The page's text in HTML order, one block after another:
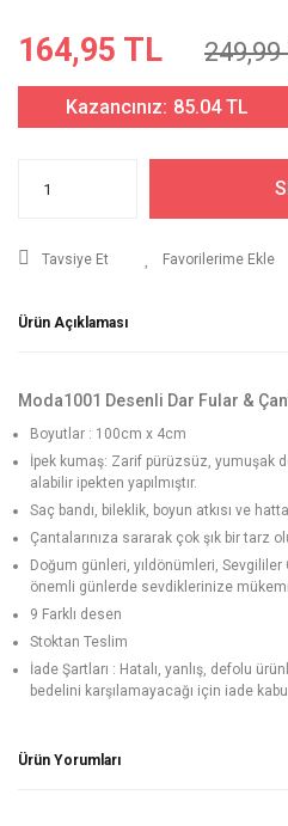
164,95 TL 249,99
Kazancınız: 85.04 TL
Tavsiye Et
Ürün Açıklaması
Moda1001 Desenli Dar Fular &
Boyutlar : 100cm x 4cm
İpek kumaş: Zarif pürüzsüz, yumuşak
alabilir ipekten yapılmıştır.
Saç bandı, bileklik, boyun atkısı ve
Çantalarınıza sararak çok şık bir tarz
Doğum günleri, yıldönümleri,
önemli günlerde sevdiklerinize
9 Farklı desen
Stoktan Teslim
İade Şartları : Hatalı, yanlış, defolu
bedelini karşılamayacağı için iade
Ürün Yorumları